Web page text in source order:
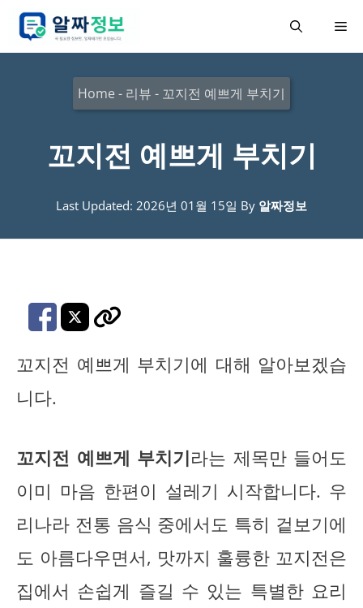
메
Home - 리뷰 - 꼬지전 예쁘게 부치기
꼬지전 예쁘게 부치기
Last Updated: 2026년 01월 15일 By 알짜정보
꼬지전 예쁘게 부치기에 대해 알아보겠습
니다.
꼬지전 예쁘게 부치기라는 제목만 들어도
이미 마음 한편이 설레기 시작합니다. 우
리나라 전통 음식 중에서도 특히 겉보기에
도 아름다우면서, 맛까지 훌륭한 꼬지전은
집에서 손쉽게 즐길 수 있는 특별한 요리